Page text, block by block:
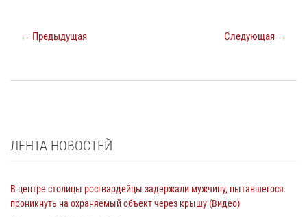
← Предыдущая Следующая →
ЛЕНТА НОВОСТЕЙ
В центре столицы росгвардейцы задержали мужчину, пытавшегося
проникнуть на охраняемый объект через крышу (Видео)